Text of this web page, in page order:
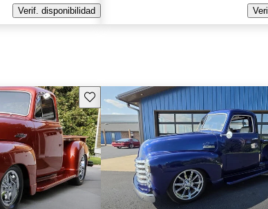
Verif. disponibilidad
Guarda este Aviso